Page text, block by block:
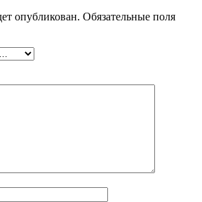
опубликован. Обязательные поля